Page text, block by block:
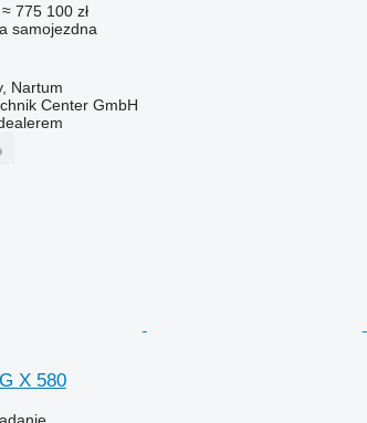
≈ 775 100 zł
samojezdna
Nartum
Center GmbH
X 580